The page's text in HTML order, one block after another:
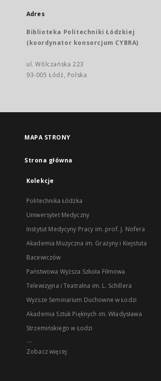
Adres
Biblioteka Politechniki Łódzkiej
(koordynator konsorcjum CYBRA)
ul. Wólczańska 223
93-005 Łódź, Polska
MAPA STRONY
Strona główna
Kolekcje
Politechnika Łódzka
Uniwersytet Medyczny
Instytut Medycyny Pracy im. prof. J. Nofera
Akademia Muzyczna im. Grażyny i Kiejstuta
Bacewiczów
Państwowa Wyższa Szkoła Filmowa
Telewizyjna i Teatralna im. L. Schillera
Wyższe Seminarium Duchowne w Łodzi
Akademia Sztuk Pięknych im. Władysława
Strzemińskiego w Łodzi
...
Zobacz więcej